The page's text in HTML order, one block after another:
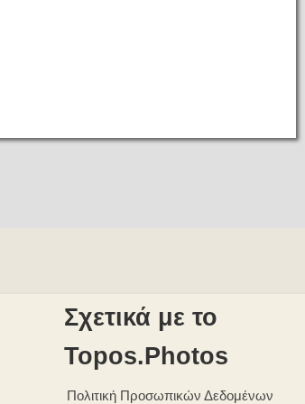
Σχετικά με το
Topos.Photos
Πολιτική Προσωπικών Δεδομένων